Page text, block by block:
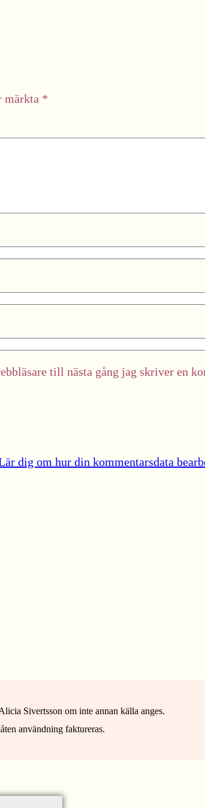
märkta *
till nästa gång jag skriver en
dig om hur din kommentarsdata
Sivertsson om inte annan källa anges.
användning faktureras.